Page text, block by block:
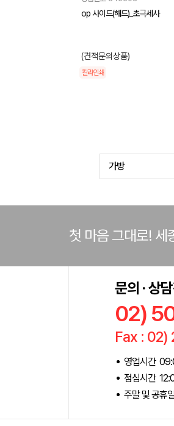
op 사이드(해드)_초극세사
(견적문의상품)
칼라인쇄
가방
첫 마음 그대로! 세
문의 · 상
02)
Fax :
영업시간
점심시간
주말 및 공휴